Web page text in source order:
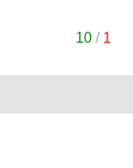
10 / 1